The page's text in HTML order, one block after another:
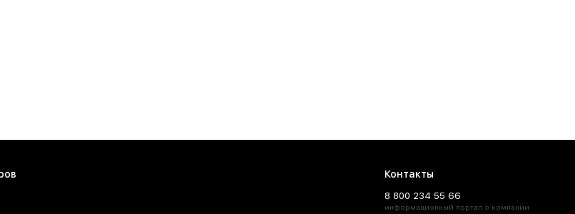
Контакты
8 800 234 55 66
информационный портал о компании